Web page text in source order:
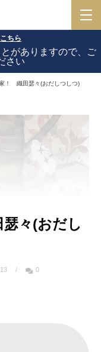
ちら
がありますので、ご
さい
！ 織田瑟々(おだしつしつ)
々(おだし
/ 0